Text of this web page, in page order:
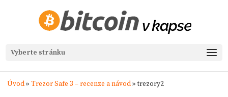
Vyberte stránku
Úvod» Trezor Safe 3 – recenze a návod»trezory2